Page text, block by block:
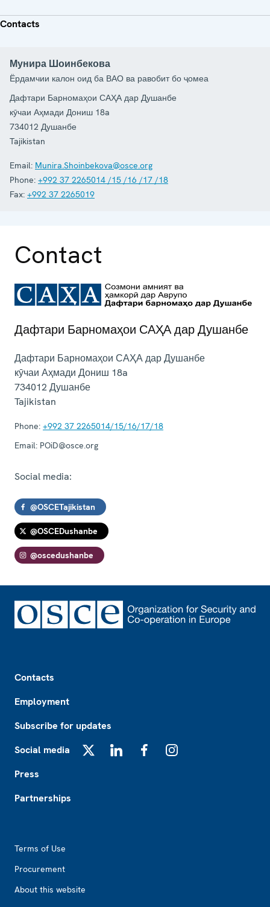
Contacts
Мунира Шоинбекова
Ёрдамчии калон оид ба ВАО ва равобит бо ҷомеа
Дафтари Барномаҳои САҲА дар Душанбе
кӯчаи Аҳмади Дониш 18a
734012 Душанбе
Tajikistan
Email: Munira.Shoinbekova@osce.org
Phone: +992 37 2265014 /15 /16 /17 /18
Fax: +992 37 2265019
Contact
Дафтари Барномаҳои САҲА дар Душанбе
Дафтари Барномаҳои САҲА дар Душанбе
кӯчаи Аҳмади Дониш 18a
734012Душанбе
Tajikistan
Phone: +992 37 2265014/15/16/17/18
Email: POiD@osce.org
Social media:
@OSCETajikistan
@OSCEDushanbe
@oscedushanbe
Contacts
Employment
Subscribe for updates
Social media
Press
Partnerships
Terms of Use
Procurement
About this website